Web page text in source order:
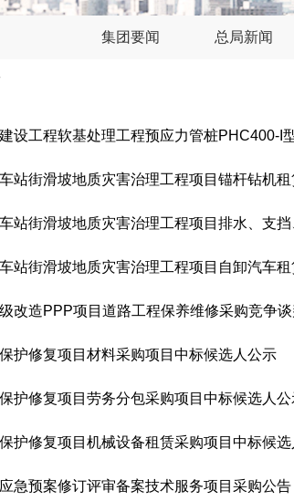
集团要闻 总局新闻
设工程软基处理工程预应力管桩PHC400-I
站街滑坡地质灾害治理工程项目锚杆钻机
站街滑坡地质灾害治理工程项目排水、支
站街滑坡地质灾害治理工程项目自卸汽车
改造PPP项目道路工程保养维修采购竞争
护修复项目材料采购项目中标候选人公示
护修复项目劳务分包采购项目中标候选人公
护修复项目机械设备租赁采购项目中标候
急预案修订评审备案技术服务项目采购公告